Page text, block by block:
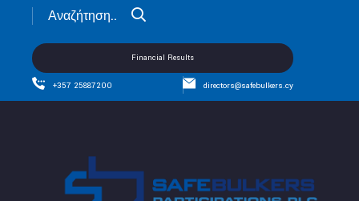
Financial Results
+357 25887200 directors@safebulkers.cy